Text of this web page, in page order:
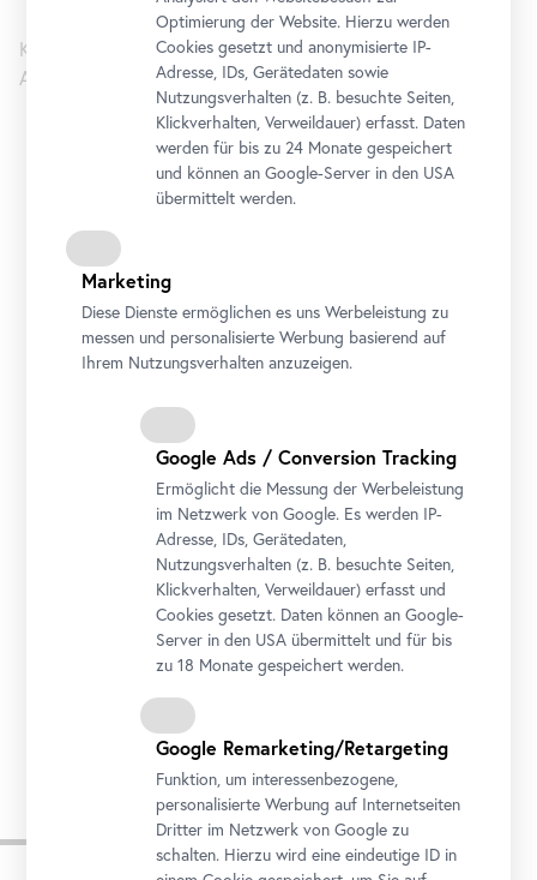
Kuratiert von Sergey Harutoonian.
Assistenzkuratorin: Vasilena Stoyanova
Öffnungszeiten
Dienstag bis Sonntag
Abendöffnung: Donnerstag
Adresse
Arsenalstraße 1, 1030 Wien
Anreise
In Kooperation mit
Impressionen
Optimierung der Website. Hierzu werden
Cookies gesetzt und anonymisierte IP-
Adresse, IDs, Gerätedaten sowie
Nutzungsverhalten (z. B. besuchte Seiten,
Klickverhalten, Verweildauer) erfasst. Daten
werden für bis zu 24 Monate gespeichert
und können an Google-Server in den USA
übermittelt werden.
Marketing
Diese Dienste ermöglichen es uns Werbeleistung zu
messen und personalisierte Werbung basierend auf
Ihrem Nutzungsverhalten anzuzeigen.
Google Ads / Conversion Tracking
Ermöglicht die Messung der Werbeleistung
im Netzwerk von Google. Es werden IP-
Adresse, IDs, Gerätedaten,
Nutzungsverhalten (z. B. besuchte Seiten,
Klickverhalten, Verweildauer) erfasst und
Cookies gesetzt. Daten können an Google-
Server in den USA übermittelt und für bis
zu 18 Monate gespeichert werden.
Google Remarketing/Retargeting
Funktion, um interessenbezogene,
personalisierte Werbung auf Internetseiten
Dritter im Netzwerk von Google zu
schalten. Hierzu wird eine eindeutige ID in